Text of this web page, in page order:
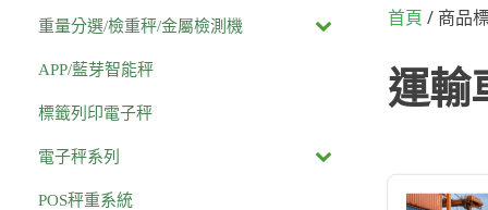
首頁 / 商品
運輸
重量分選/檢重秤/金屬檢測機
APP/藍芽智能秤
標籤列印電子秤
電子秤系列
POS秤重系統